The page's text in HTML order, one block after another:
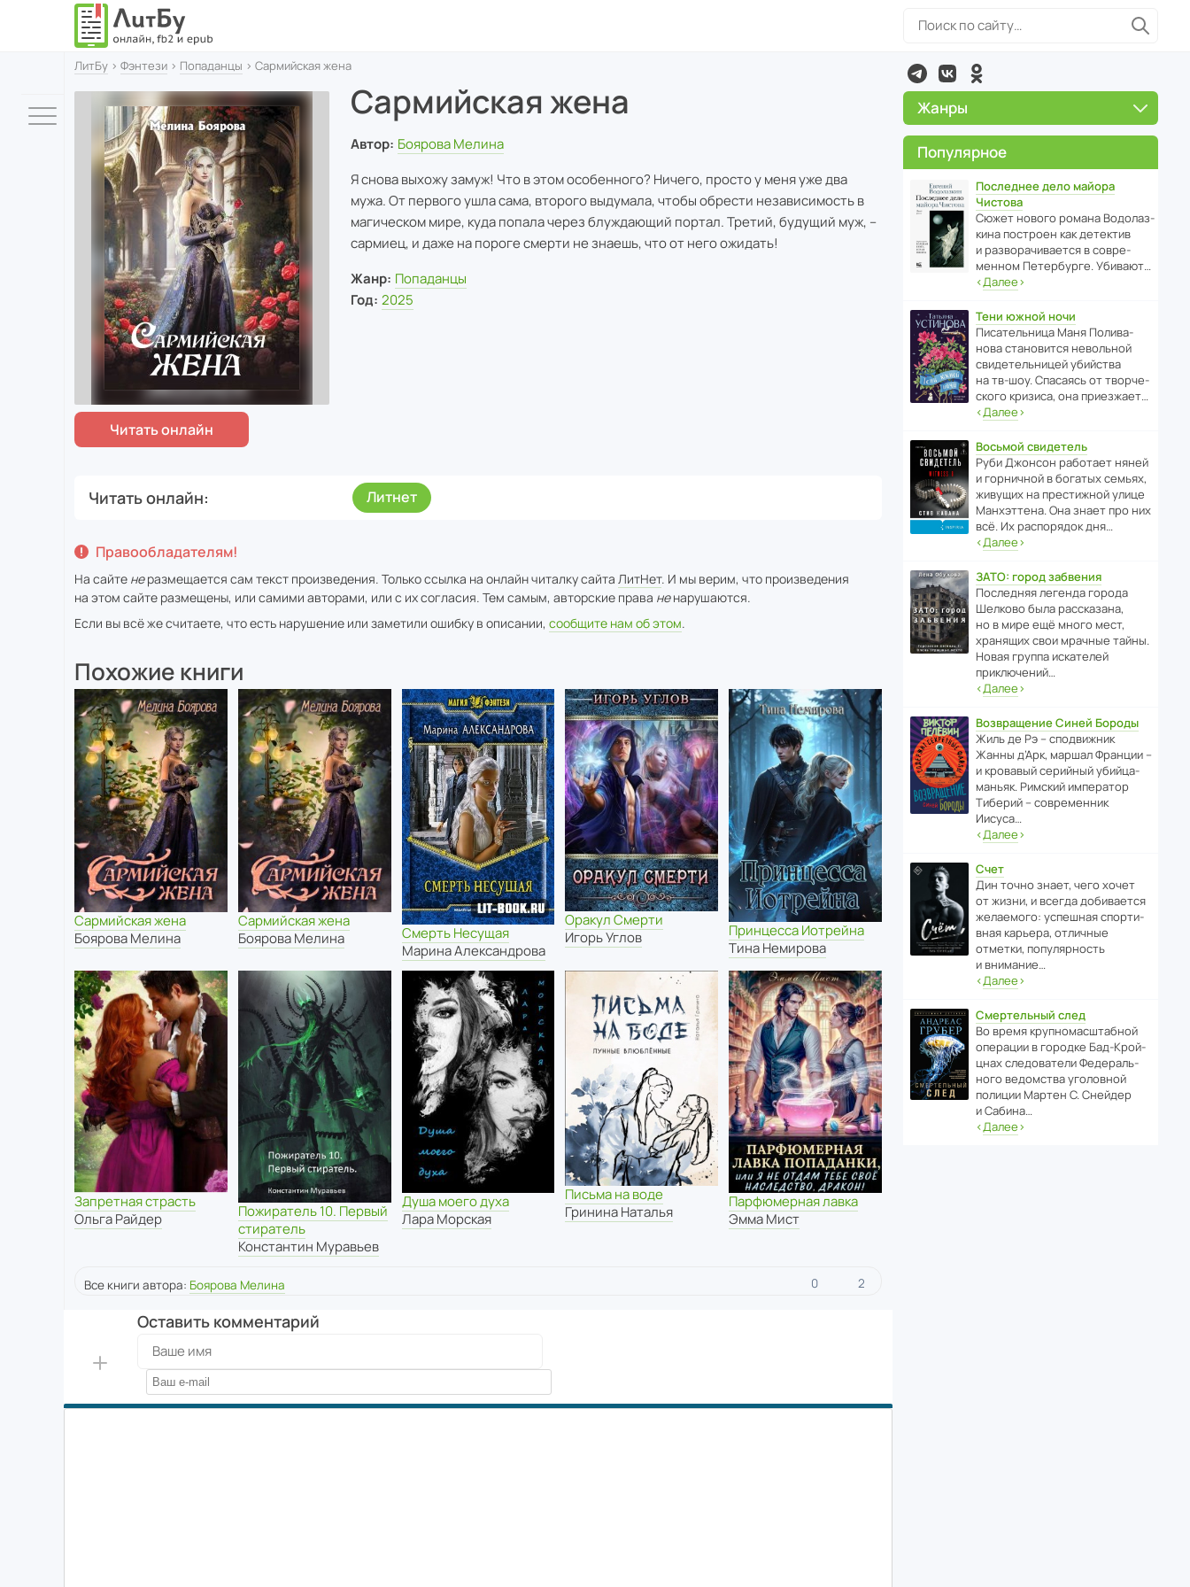
ЛитБу › Фэнтези › Попаданцы › Сармийская жена
Сармийская жена
Автор: Боярова Мелина
Я снова выхожу замуж! Что в этом особенного? Ничего, просто у меня уже два
мужа. От первого ушла сама, второго выдумала, чтобы обрести независимость в
магическом мире, куда попала через блуждающий портал. Третий, будущий муж, –
сармиец, и даже на пороге смерти не знаешь, что от него ожидать!
Жанр: Попаданцы
Год: 2025
Читать онлайн Литнет
Правообладателям!
На сайте неразмещается сам текст произведения. Только ссылка на онлайн читалку сайта ЛитНет. И мы верим, что произведения
на этом сайте размещены, или самими авторами, или с их согласия. Тем самым, авторские права ненарушаются.
Если вы всё же считаете, что есть нарушение или заметили ошибку в описании, сообщите нам об этом.
Похожие книги
Сармийская жена
Боярова Мелина
Сармийская жена
Боярова Мелина
Смерть Несущая
Марина Александрова
Оракул Смерти
Игорь Углов
Принцесса Иотрейна
Тина Немирова
Запретная страсть
Ольга Райдер
Пожиратель 10. Первый
стиратель
Константин Муравьев
Душа моего духа
Лара Морская
Письма на воде
Гринина Наталья
Парфюмерная лавка
Эмма Мист
Все книги автора: Боярова Мелина 0 2
Оставить комментарий
Жанры
Популярное
Последнее дело майора
Чистова
Сюжет нового романа Водо­ла­з­
кина пост­роен как дете­ктив
и разво­ра­чи­ва­ется в совре­
менном Пете­р­бурге. Убивают…
‹Далее›
Тени южной ночи
Писа­тель­ница Маня Поли­ва­
нова стано­вится невольной
свиде­тель­ницей убийства
на тв-шоу. Спасаясь от твор­че­
с­кого кризиса, она приезжает…
‹Далее›
Восьмой свидетель
Руби Джонсон рабо­тает няней
и горни­чной в богатых семьях,
живущих на прес­ти­жной улице
Манх­эт­тена. Она знает про них
всё. Их распо­рядок дня…
‹Далее›
ЗАТО: город забвения
После­дняя легенда города
Шелково была расска­зана,
но в мире ещё много мест,
хранящих свои мрачные тайны.
Новая группа иска­телей
приключений…
‹Далее›
Возвращение Синей Бороды
Жиль де Рэ – спод­ви­жник
Жанны д’Арк, маршал Франции –
и кровавый серийный убийца-
маньяк. Римский импе­ратор
Тиберий – совре­менник
Иисуса…
‹Далее›
Счет
Дин точно знает, чего хочет
от жизни, и всегда доби­ва­ется
жела­е­мого: успе­шная спор­ти­
вная карьера, отли­чные
отметки, попу­ля­р­ность
и внимание…
‹Далее›
Смертельный след
Во время круп­но­мас­ш­та­бной
операции в городке Бад‑Крой­
цнах следо­ва­тели Феде­раль­
ного ведомства уголо­вной
полиции Мартен С. Снейдер
и Сабина…
‹Далее›